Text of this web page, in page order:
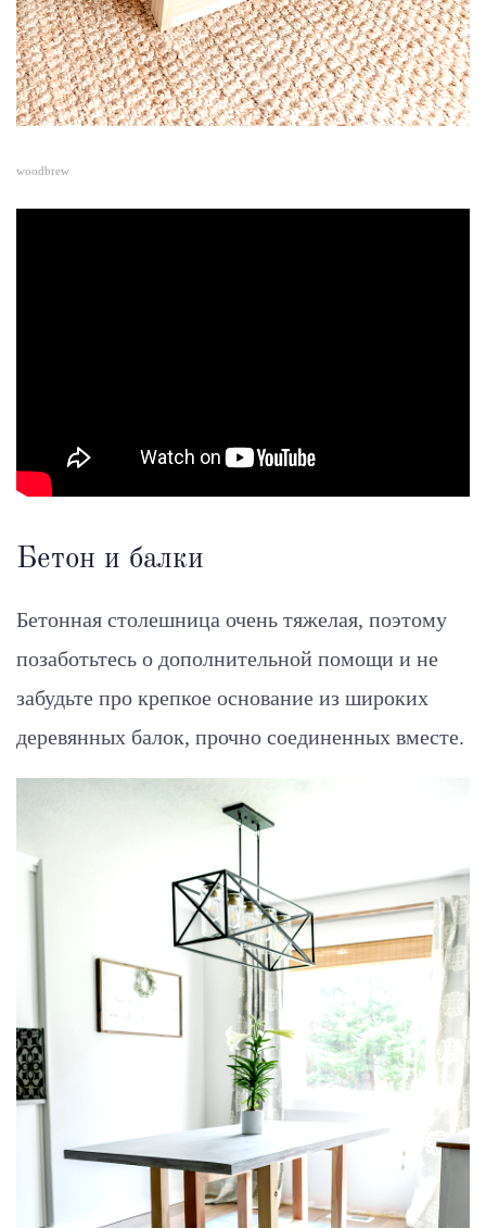
woodbrew
Бетон и балки
Бетонная столешница очень тяжелая, поэтому
позаботьтесь о дополнительной помощи и не
забудьте про крепкое основание из широких
деревянных балок, прочно соединенных вместе.